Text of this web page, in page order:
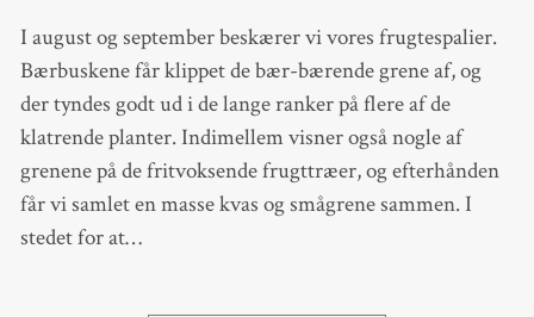
I august og september beskærer vi vores frugtespalier.
Bærbuskene får klippet de bær-bærende grene af, og
der tyndes godt ud i de lange ranker på flere af de
klatrende planter. Indimellem visner også nogle af
grenene på de fritvoksende frugttræer, og efterhånden
får vi samlet en masse kvas og smågrene sammen. I
stedet for at…